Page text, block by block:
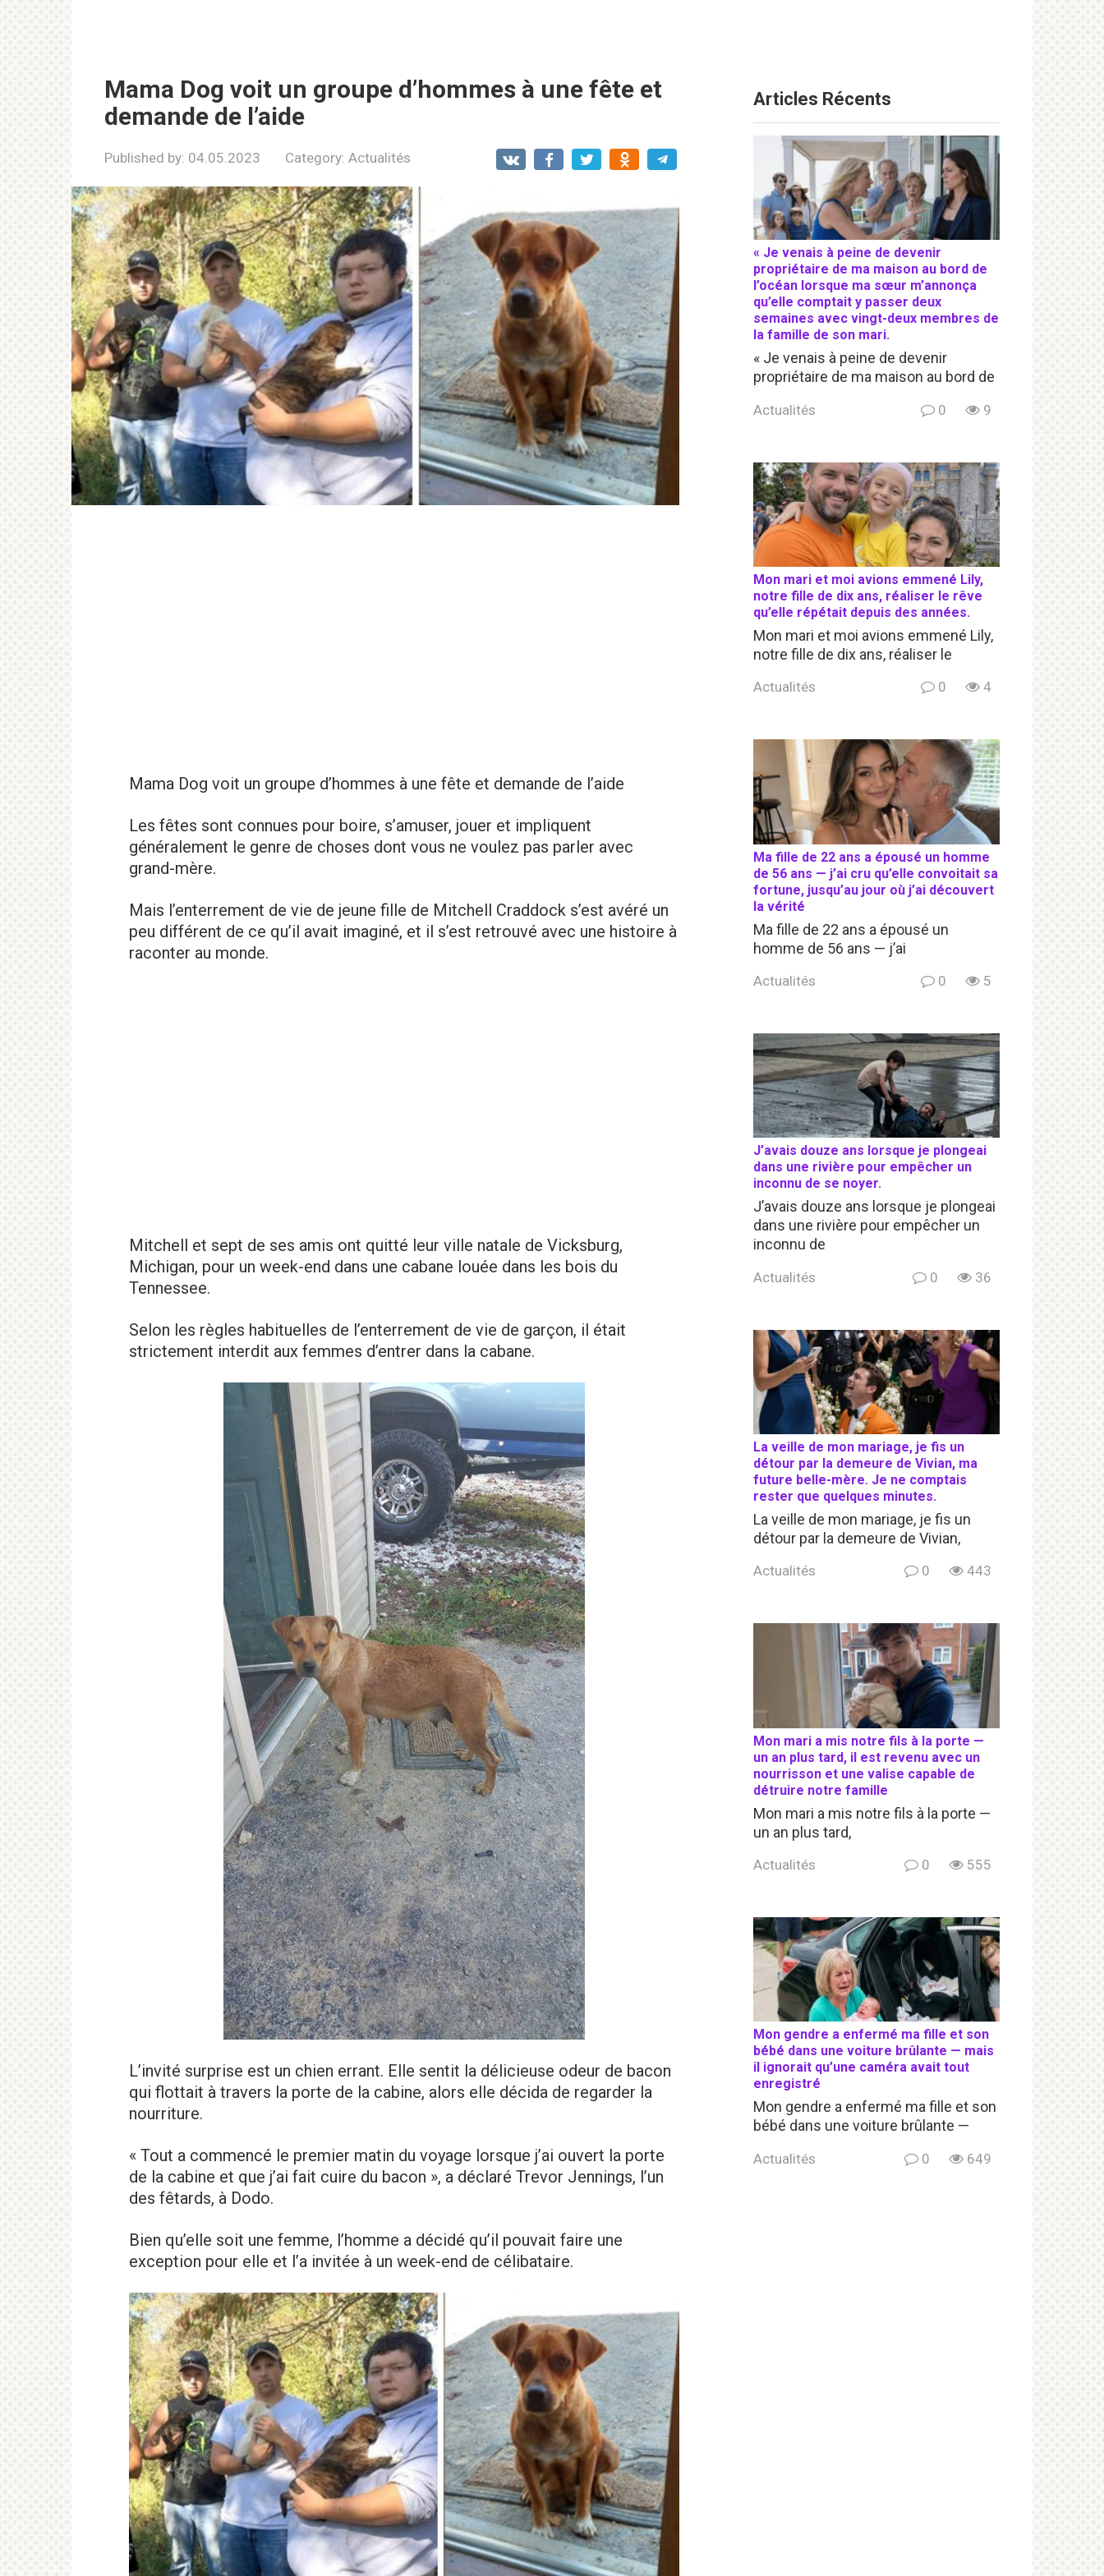
Mama Dog voit un groupe d’hommes à une fête et
demande de l’aide
Published by: 04.05.2023 Category: Actualités
Mama Dog voit un groupe d’hommes à une fête et demande de l’aide
Les fêtes sont connues pour boire, s’amuser, jouer et impliquent
généralement le genre de choses dont vous ne voulez pas parler avec
grand-mère.
Mais l’enterrement de vie de jeune fille de Mitchell Craddock s’est avéré un
peu différent de ce qu’il avait imaginé, et il s’est retrouvé avec une histoire à
raconter au monde.
Mitchell et sept de ses amis ont quitté leur ville natale de Vicksburg,
Michigan, pour un week-end dans une cabane louée dans les bois du
Tennessee.
Selon les règles habituelles de l’enterrement de vie de garçon, il était
strictement interdit aux femmes d’entrer dans la cabane.
L’invité surprise est un chien errant. Elle sentit la délicieuse odeur de bacon
qui flottait à travers la porte de la cabine, alors elle décida de regarder la
nourriture.
« Tout a commencé le premier matin du voyage lorsque j’ai ouvert la porte
de la cabine et que j’ai fait cuire du bacon », a déclaré Trevor Jennings, l’un
des fêtards, à Dodo.
Bien qu’elle soit une femme, l’homme a décidé qu’il pouvait faire une
exception pour elle et l’a invitée à un week-end de célibataire.
Articles Récents
« Je venais à peine de devenir
propriétaire de ma maison au bord de
l’océan lorsque ma sœur m’annonça
qu’elle comptait y passer deux
semaines avec vingt-deux membres de
la famille de son mari.
« Je venais à peine de devenir
propriétaire de ma maison au bord de
Actualités 0 9
Mon mari et moi avions emmené Lily,
notre fille de dix ans, réaliser le rêve
qu’elle répétait depuis des années.
Mon mari et moi avions emmené Lily,
notre fille de dix ans, réaliser le
Actualités 0 4
Ma fille de 22 ans a épousé un homme
de 56 ans — j’ai cru qu’elle convoitait sa
fortune, jusqu’au jour où j’ai découvert
la vérité
Ma fille de 22 ans a épousé un
homme de 56 ans — j’ai
Actualités 0 5
J’avais douze ans lorsque je plongeai
dans une rivière pour empêcher un
inconnu de se noyer.
J’avais douze ans lorsque je plongeai
dans une rivière pour empêcher un
inconnu de
Actualités 0 36
La veille de mon mariage, je fis un
détour par la demeure de Vivian, ma
future belle-mère. Je ne comptais
rester que quelques minutes.
La veille de mon mariage, je fis un
détour par la demeure de Vivian,
Actualités 0 443
Mon mari a mis notre fils à la porte —
un an plus tard, il est revenu avec un
nourrisson et une valise capable de
détruire notre famille
Mon mari a mis notre fils à la porte —
un an plus tard,
Actualités 0 555
Mon gendre a enfermé ma fille et son
bébé dans une voiture brûlante — mais
il ignorait qu’une caméra avait tout
enregistré
Mon gendre a enfermé ma fille et son
bébé dans une voiture brûlante —
Actualités 0 649